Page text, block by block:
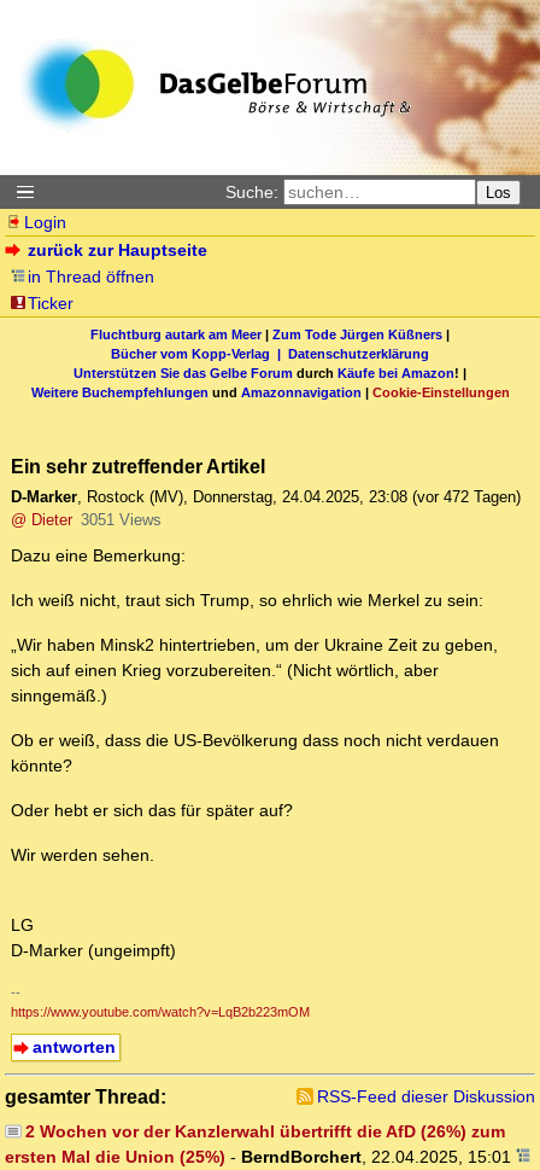
Suche: Los
Login
zurück zur Hauptseite
in Thread öffnen
Ticker
Fluchtburg autark am Meer| Zum Tode Jürgen Küßners |
Bücher vom Kopp-Verlag | Datenschutzerklärung
Unterstützen Sie das Gelbe Forum durch Käufe bei Amazon! |
Weitere Buchempfehlungen und Amazonnavigation | Cookie-Einstellungen
Ein sehr zutreffender Artikel
D-Marker, Rostock (MV), Donnerstag, 24.04.2025, 23:08 (vor 472 Tagen)
@ Dieter 3051 Views
Dazu eine Bemerkung:
Ich weiß nicht, traut sich Trump, so ehrlich wie Merkel zu sein:
„Wir haben Minsk2 hintertrieben, um der Ukraine Zeit zu geben,
sich auf einen Krieg vorzubereiten.“ (Nicht wörtlich, aber
sinngemäß.)
Ob er weiß, dass die US-Bevölkerung dass noch nicht verdauen
könnte?
Oder hebt er sich das für später auf?
Wir werden sehen.
LG
D-Marker (ungeimpft)
--
https://www.youtube.com/watch?v=LqB2b223mOM
antworten
gesamter Thread:
RSS-Feed dieser Diskussion
2 Wochen vor der Kanzlerwahl übertrifft die AfD (26%) zum
ersten Mal die Union (25%) - BerndBorchert, 22.04.2025, 15:01